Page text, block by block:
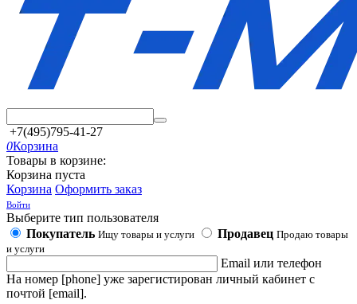
+7(495)795-41-27
0Корзина
Товары в корзине:
Корзина пуста
Корзина Оформить заказ
Войти
Выберите тип пользователя
Покупатель Ищу товары и услуги Продавец Продаю товары
и услуги
Email или телефон
На номер [phone] уже зарегистирован личный кабинет с
почтой [email].